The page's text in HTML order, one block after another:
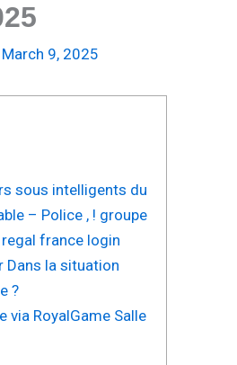
March 9, 2025
sous intelligents du
– Police , ! groupe
france login
Dans la situation
?
via RoyalGame Salle